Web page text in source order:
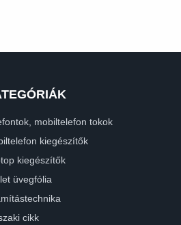
mobiltelefon tokok
kiegészítők
kiegészítők
üvegfólia
cikk